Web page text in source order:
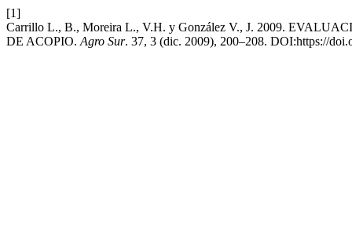
[1]
Carrillo L., B., Moreira L., V.H. y González V., J. 2009.
DE ACOPIO. Agro Sur. 37, 3 (dic. 2009), 200–208. DOI:https://